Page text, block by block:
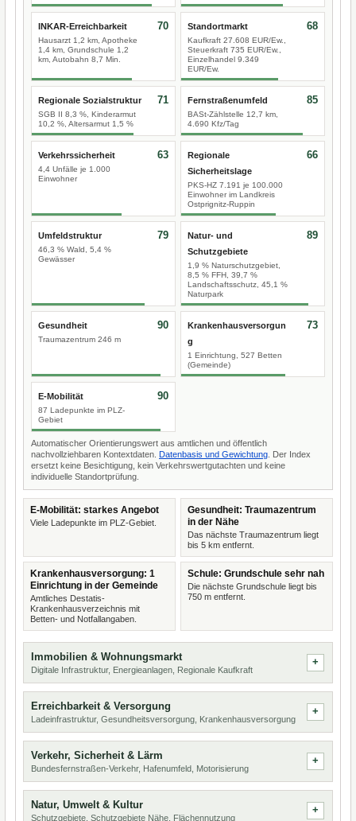
INKAR-Erreichbarkeit
Hausarzt 1,2 km, Apotheke
1,4 km, Grundschule 1,2
km, Autobahn 8,7 Min.
70 Standortmarkt
Kaufkraft 27.608 EUR/Ew.,
Steuerkraft 735 EUR/Ew.,
Einzelhandel 9.349
EUR/Ew.
68
Regionale Sozialstruktur
SGB II 8,3 %, Kinderarmut
10,2 %, Altersarmut 1,5 %
71 Fernstraßenumfeld
BASt-Zählstelle 12,7 km,
4.690 Kfz/Tag
85
Verkehrssicherheit
4,4 Unfälle je 1.000
Einwohner
63
Regionale
Sicherheitslage
PKS-HZ 7.191 je 100.000
Einwohner im Landkreis
Ostprignitz-Ruppin
66
Umfeldstruktur
46,3 % Wald, 5,4 %
Gewässer
79
Natur- und
Schutzgebiete
1,9 % Naturschutzgebiet,
8,5 % FFH, 39,7 %
Landschaftsschutz, 45,1 %
Naturpark
89
Gesundheit
Traumazentrum 246 m
90
Krankenhausversorgun
g
1 Einrichtung, 527 Betten
(Gemeinde)
73
E-Mobilität
87 Ladepunkte im PLZ-
Gebiet
90
Automatischer Orientierungswert aus amtlichen und öffentlich
nachvollziehbaren Kontextdaten. Datenbasis und Gewichtung . Der Index
ersetzt keine Besichtigung, kein Verkehrswertgutachten und keine
individuelle Standortprüfung.
E-Mobilität: starkes Angebot
Viele Ladepunkte im PLZ-Gebiet.
Gesundheit: Traumazentrum
in der Nähe
Das nächste Traumazentrum liegt
bis 5 km entfernt.
Krankenhausversorgung: 1
Einrichtung in der Gemeinde
Amtliches Destatis-
Krankenhausverzeichnis mit
Betten- und Notfallangaben.
Schule: Grundschule sehr nah
Die nächste Grundschule liegt bis
750 m entfernt.
Immobilien & Wohnungsmarkt
Digitale Infrastruktur, Energieanlagen, Regionale Kaufkraft
Erreichbarkeit & Versorgung
Ladeinfrastruktur, Gesundheitsversorgung, Krankenhausversorgung
Verkehr, Sicherheit & Lärm
Bundesfernstraßen-Verkehr, Hafenumfeld, Motorisierung
Natur, Umwelt & Kultur
Schutzgebiete, Schutzgebiete Nähe, Flächennutzung